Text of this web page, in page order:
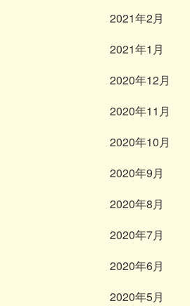
2021年2月
2021年1月
2020年12月
2020年11月
2020年10月
2020年9月
2020年8月
2020年7月
2020年6月
2020年5月